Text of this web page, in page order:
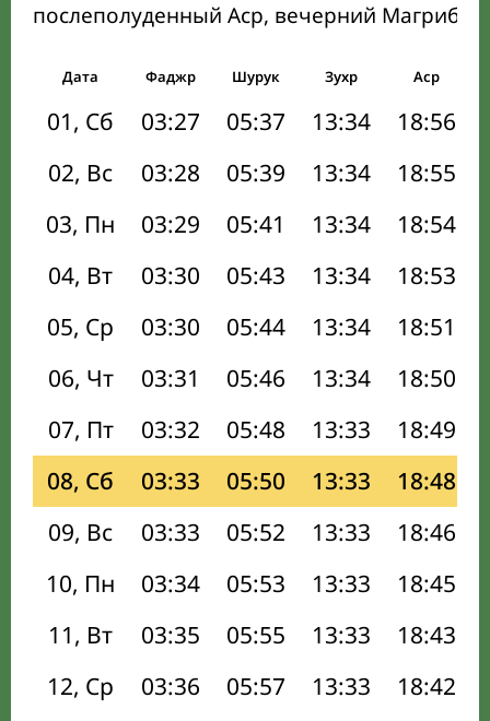
послеполуденный Аср, вечерний Магриб
Дата Фаджр Шурук Зухр Аср
01, Сб 03:27 05:37 13:34 18:56
02, Вс
03:28 05:39 13:34 18:55
03, Пн
03:29 05:41 13:34 18:54
04, Вт
03:30 05:43 13:34 18:53
05, Ср
03:30 05:44 13:34 18:51
06, Чт
03:31 05:46 13:34 18:50
07, Пт
03:32 05:48 13:33 18:49
08, Сб
03:33 05:50 13:33 18:48
09, Вс
03:33 05:52 13:33 18:46
10, Пн
03:34 05:53 13:33 18:45
11, Вт
03:35 05:55 13:33 18:43
12, Ср
03:36 05:57 13:33 18:42